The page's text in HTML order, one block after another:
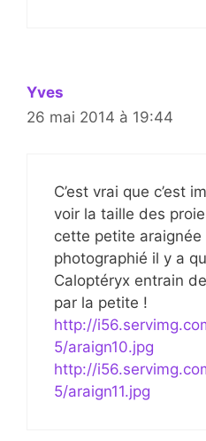
Yves
26 mai 2014 à 19:44
C’est vrai que c’est
voir la taille des
cette petite araignée
photographié il y a
Caloptéryx entrain
par la petite !
http://
5/araign10.jpg
http://
5/araign11.jpg